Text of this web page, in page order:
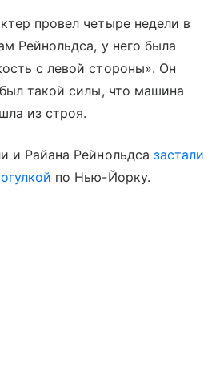
провел четыре недели в
Рейнольдса, у него была
с левой стороны». Он
такой силы, что машина
из строя.
и Райана Рейнольдса застали
по Нью-Йорку.